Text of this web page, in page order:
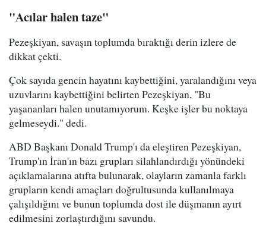
"Acılar halen taze"
Pezeşkiyan, savaşın toplumda bıraktığı derin izlere de
dikkat çekti.
Çok sayıda gencin hayatını kaybettiğini, yaralandığını veya
uzuvlarını kaybettiğini belirten Pezeşkiyan, "Bu
yaşananları halen unutamıyorum. Keşke işler bu noktaya
gelmeseydi." dedi.
ABD Başkanı Donald Trump'ı da eleştiren Pezeşkiyan,
Trump'ın İran'ın bazı grupları silahlandırdığı yönündeki
açıklamalarına atıfta bulunarak, olayların zamanla farklı
grupların kendi amaçları doğrultusunda kullanılmaya
çalışıldığını ve bunun toplumda dost ile düşmanın ayırt
edilmesini zorlaştırdığını savundu.